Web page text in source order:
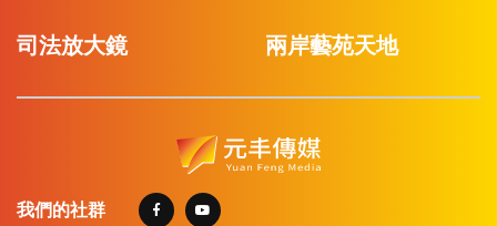
司法放大鏡 兩岸藝苑天地
我們的社群